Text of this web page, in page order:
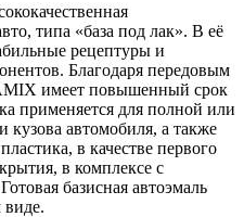
типа «база под лак». В её
рецептуры и
Благодаря передовым
имеет повышенный срок
применяется для полной или
кузова автомобиля, а также
в качестве первого
в комплексе с
базисная автоэмаль
виде.